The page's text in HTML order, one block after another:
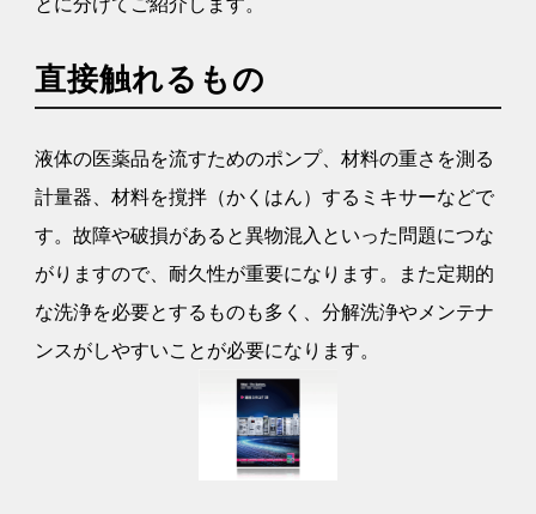
直接触れるもの
液体の医薬品を流すためのポンプ、材料の重さを測る
計量器、材料を撹拌（かくはん）するミキサーなどで
す。故障や破損があると異物混入といった問題につな
がりますので、耐久性が重要になります。また定期的
な洗浄を必要とするものも多く、分解洗浄やメンテナ
ンスがしやすいことが必要になります。